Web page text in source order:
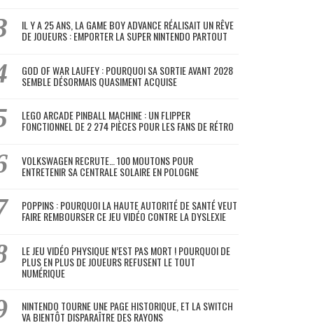
IL Y A 25 ANS, LA GAME BOY ADVANCE RÉALISAIT UN RÊVE
DE JOUEURS : EMPORTER LA SUPER NINTENDO PARTOUT
GOD OF WAR LAUFEY : POURQUOI SA SORTIE AVANT 2028
SEMBLE DÉSORMAIS QUASIMENT ACQUISE
LEGO ARCADE PINBALL MACHINE : UN FLIPPER
FONCTIONNEL DE 2 274 PIÈCES POUR LES FANS DE RÉTRO
VOLKSWAGEN RECRUTE… 100 MOUTONS POUR
ENTRETENIR SA CENTRALE SOLAIRE EN POLOGNE
POPPINS : POURQUOI LA HAUTE AUTORITÉ DE SANTÉ VEUT
FAIRE REMBOURSER CE JEU VIDÉO CONTRE LA DYSLEXIE
LE JEU VIDÉO PHYSIQUE N’EST PAS MORT ! POURQUOI DE
PLUS EN PLUS DE JOUEURS REFUSENT LE TOUT
NUMÉRIQUE
NINTENDO TOURNE UNE PAGE HISTORIQUE, ET LA SWITCH
VA BIENTÔT DISPARAÎTRE DES RAYONS